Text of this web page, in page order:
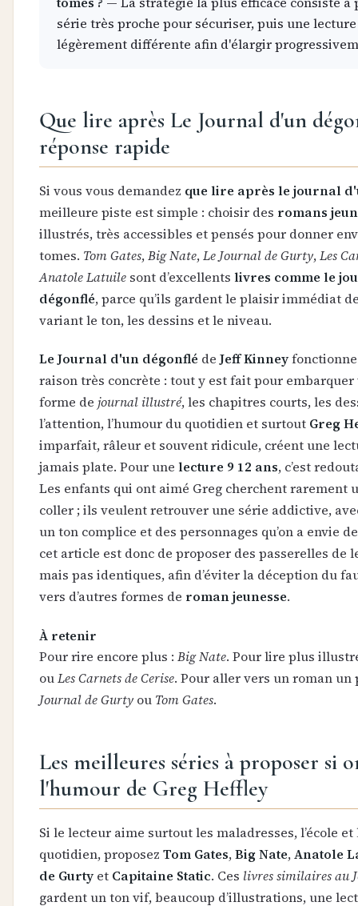
série très proche pour sécuriser, puis une
légèrement différente afin d'élargir
Que lire après Le Journal d'un
réponse rapide
Si vous vous demandez que lire après le journal
meilleure piste est simple : choisir des romans
illustrés, très accessibles et pensés pour donner
tomes. Tom Gates,Big Nate,Le Journal de Gurty,Les
Anatole Latuile sont d’excellents livres comme le
dégonflé, parce qu’ils gardent le plaisir immédiat
variant le ton, les dessins et le niveau.
Le Journal d'un dégonflé de Jeff Kinney
raison très concrète : tout y est fait pour
forme de journal illustré, les chapitres courts, les
l’attention, l’humour du quotidien et surtout Greg
imparfait, râleur et souvent ridicule, créent une
jamais plate. Pour une lecture 9 12 ans, c’est
Les enfants qui ont aimé Greg cherchent rarement
coller ; ils veulent retrouver une série addictive,
un ton complice et des personnages qu’on a envie
cet article est donc de proposer des passerelles de
mais pas identiques, afin d’éviter la déception du
vers d’autres formes de roman jeunesse.
À retenir
Pour rire encore plus : Big Nate. Pour lire plus
ouLes Carnets de Cerise. Pour aller vers un roman
Journal de Gurty ou Tom Gates.
Les meilleures séries à proposer si
l'humour de Greg Heffley
Si le lecteur aime surtout les maladresses, l’école et
quotidien, proposez Tom Gates,Big Nate,Anatole
de Gurty et Capitaine Static. Ces livres similaires au
gardent un ton vif, beaucoup d’illustrations, une